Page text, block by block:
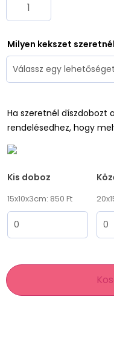
Milyen kekszet
Ha szeretnél díszdobozt
rendelésedhez, hogy
Kis doboz
15x10x3cm: 850 Ft